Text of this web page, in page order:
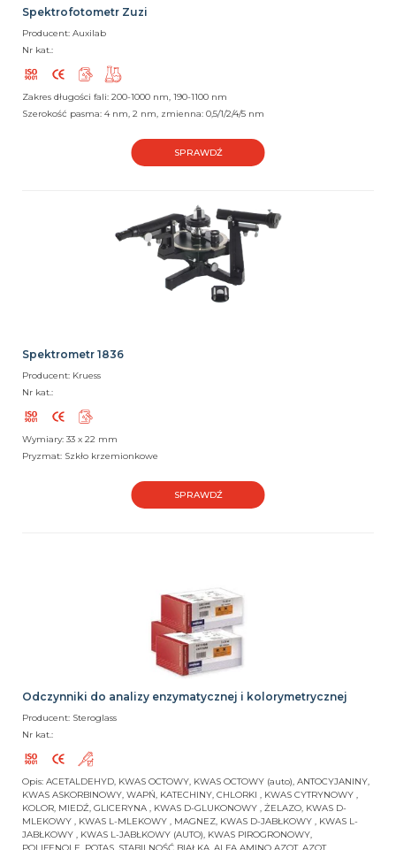
Spektrofotometr Zuzi
Producent: Auxilab
Nr kat.:
Zakres długości fali: 200-1000 nm, 190-1100 nm
Szerokość pasma: 4 nm, 2 nm, zmienna: 0,5/1/2/4/5 nm
SPRAWDŹ
Spektrometr 1836
Producent: Kruess
Nr kat.:
Wymiary: 33 x 22 mm
Pryzmat: Szkło krzemionkowe
SPRAWDŹ
Odczynniki do analizy enzymatycznej i kolorymetrycznej
Producent: Steroglass
Nr kat.:
Opis: ACETALDEHYD, KWAS OCTOWY, KWAS OCTOWY (auto), ANTOCYJANINY,
KWAS ASKORBINOWY, WAPŃ, KATECHINY, CHLORKI , KWAS CYTRYNOWY ,
KOLOR, MIEDŹ, GLICERYNA , KWAS D-GLUKONOWY , ŻELAZO, KWAS D-
MLEKOWY , KWAS L-MLEKOWY , MAGNEZ, KWAS D-JABŁKOWY , KWAS L-
JABŁKOWY , KWAS L-JABŁKOWY (AUTO), KWAS PIROGRONOWY,